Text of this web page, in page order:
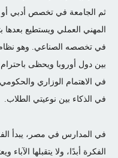
ثم الجامعة في تخصص أدبي أو
المهني العملي ويستطيع بعدها
في تخصصه الصناعي. وهو نظام
بين دول أوروبا ويحظى باحترام
في الاهتمام الوزاري
في الذكاء بين نوعيتي الطلاب.
في المدارس في مصر، يبدأ
الفكرة أبدًا، ولا يتقبلها